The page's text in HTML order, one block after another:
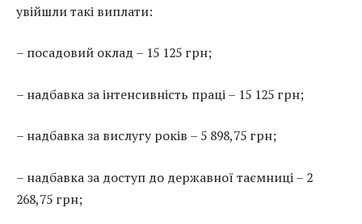
увійшли такі виплати:
– посадовий оклад – 15 125 грн;
– надбавка за інтенсивність праці – 15 125 грн;
– надбавка за вислугу років – 5 898,75 грн;
– надбавка за доступ до державної таємниці – 2
268,75 грн;